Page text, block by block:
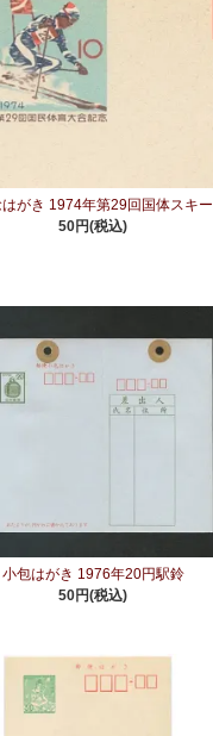
がき 1974年第29回国体スキー
50円(税込)
小包はがき 1976年20円駅鈴
50円(税込)